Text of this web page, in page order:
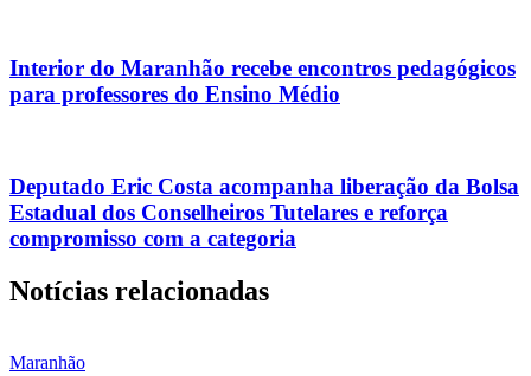
Interior do Maranhão recebe encontros pedagógicos
para professores do Ensino Médio
Deputado Eric Costa acompanha liberação da Bolsa
Estadual dos Conselheiros Tutelares e reforça
compromisso com a categoria
Notícias relacionadas
Maranhão